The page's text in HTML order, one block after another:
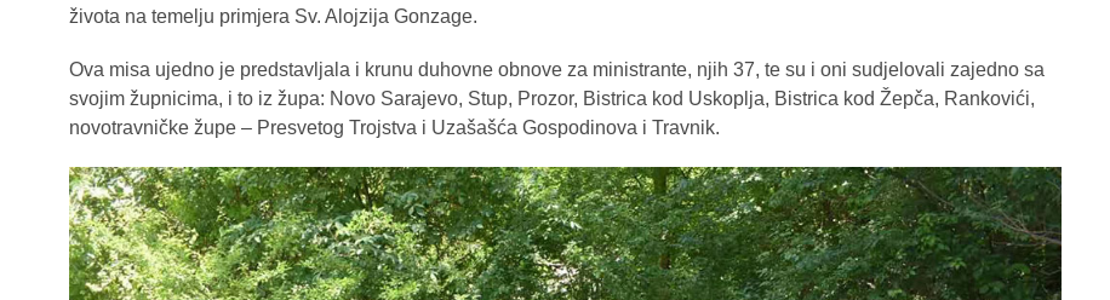
života na temelju primjera Sv. Alojzija Gonzage.
Ova misa ujedno je predstavljala i krunu duhovne obnove za ministrante, njih 37, te su i oni sudjelovali zajedno sa
svojim župnicima, i to iz župa: Novo Sarajevo, Stup, Prozor, Bistrica kod Uskoplja, Bistrica kod Žepča, Rankovići,
novotravničke župe – Presvetog Trojstva i Uzašašća Gospodinova i Travnik.